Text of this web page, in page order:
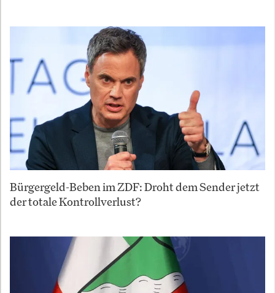
Bürgergeld-Beben im ZDF: Droht dem Sender jetzt
der totale Kontrollverlust?